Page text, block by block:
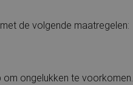
de volgende maatregelen:
om ongelukken te voorkomen.